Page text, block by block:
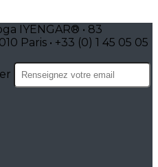
IYENGAR® • 83
Paris • +33 (0) 1 45 05 05